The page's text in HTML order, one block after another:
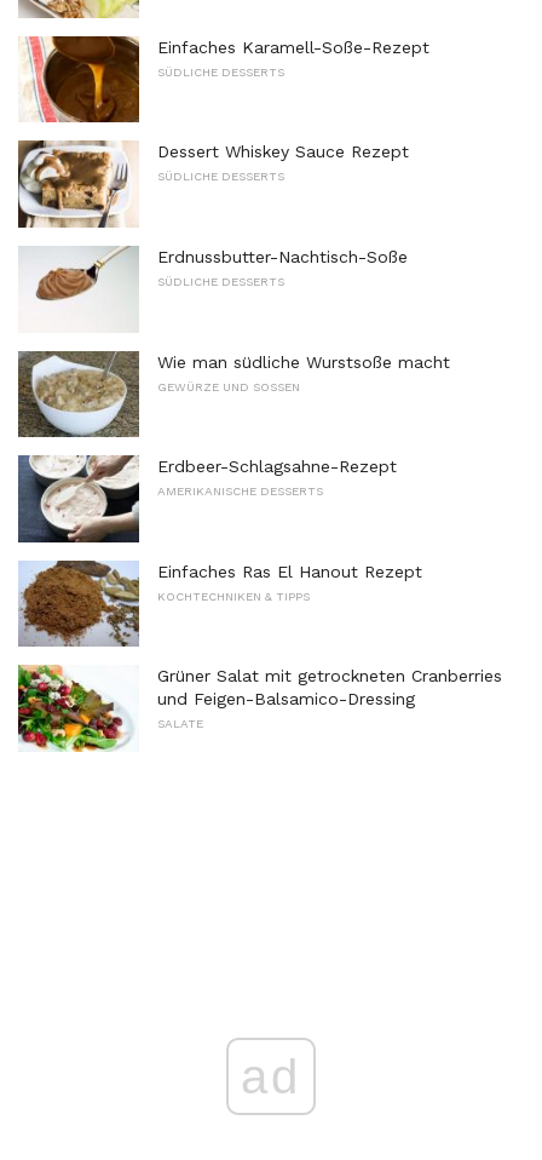
Einfaches Karamell-Soße-Rezept
SÜDLICHE DESSERTS
Dessert Whiskey Sauce Rezept
SÜDLICHE DESSERTS
Erdnussbutter-Nachtisch-Soße
SÜDLICHE DESSERTS
Wie man südliche Wurstsoße macht
GEWÜRZE UND SOSSEN
Erdbeer-Schlagsahne-Rezept
AMERIKANISCHE DESSERTS
Einfaches Ras El Hanout Rezept
KOCHTECHNIKEN & TIPPS
Grüner Salat mit getrockneten Cranberries
und Feigen-Balsamico-Dressing
SALATE
ad